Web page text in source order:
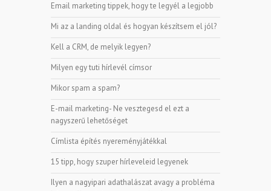
Email marketing tippek, hogy te legyél a legjobb
Mi az a landing oldal és hogyan készítsem el jól?
Kell a CRM, de melyik legyen?
Milyen egy tuti hírlevél címsor
Mikor spam a spam?
E-mail marketing- Ne vesztegesd el ezt a
nagyszerű lehetőséget
Címlista építés nyereményjátékkal
15 tipp, hogy szuper hírleveleid legyenek
Ilyen a nagyipari adathalászat avagy a probléma